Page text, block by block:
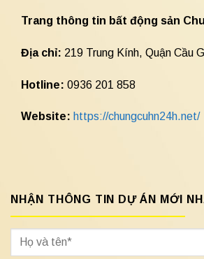
Trang thông tin bất động sản
Địa chỉ: 219 Trung Kính, Quận Cầu
Hotline: 0936 201 858
Website: https://chungcuhn24h.net/
NHẬN THÔNG TIN DỰ ÁN MỚI